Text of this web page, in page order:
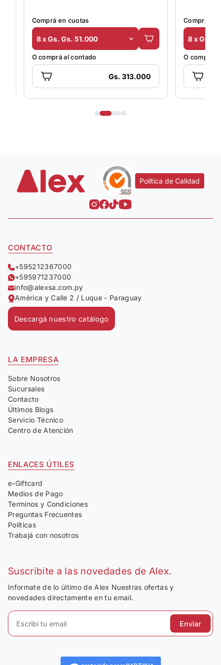
Comprá en cuotas
8 x Gs. Gs. 51.000
O comprá al contado
Gs. 314.000
Política de Calidad
CONTACTO
+595212367000
+595971237000
info@alexsa.com.py
América y Calle 2 / Luque - Paraguay
Descargá nuestro catálogo
LA EMPRESA
Sobre Nosotros
Sucursales
Contacto
Últimos Blogs
Servicio Técnico
Centro de Atención
ENLACES ÚTILES
e-Giftcard
Medios de Pago
Terminos y Condiciones
Preguntas Frecuentes
Políticas
Trabajá con nosotros
Suscribite a las novedades de Alex.
Informate de lo último de Alex Nuestras ofertas y
novedades directamente en tu email.
Enviar